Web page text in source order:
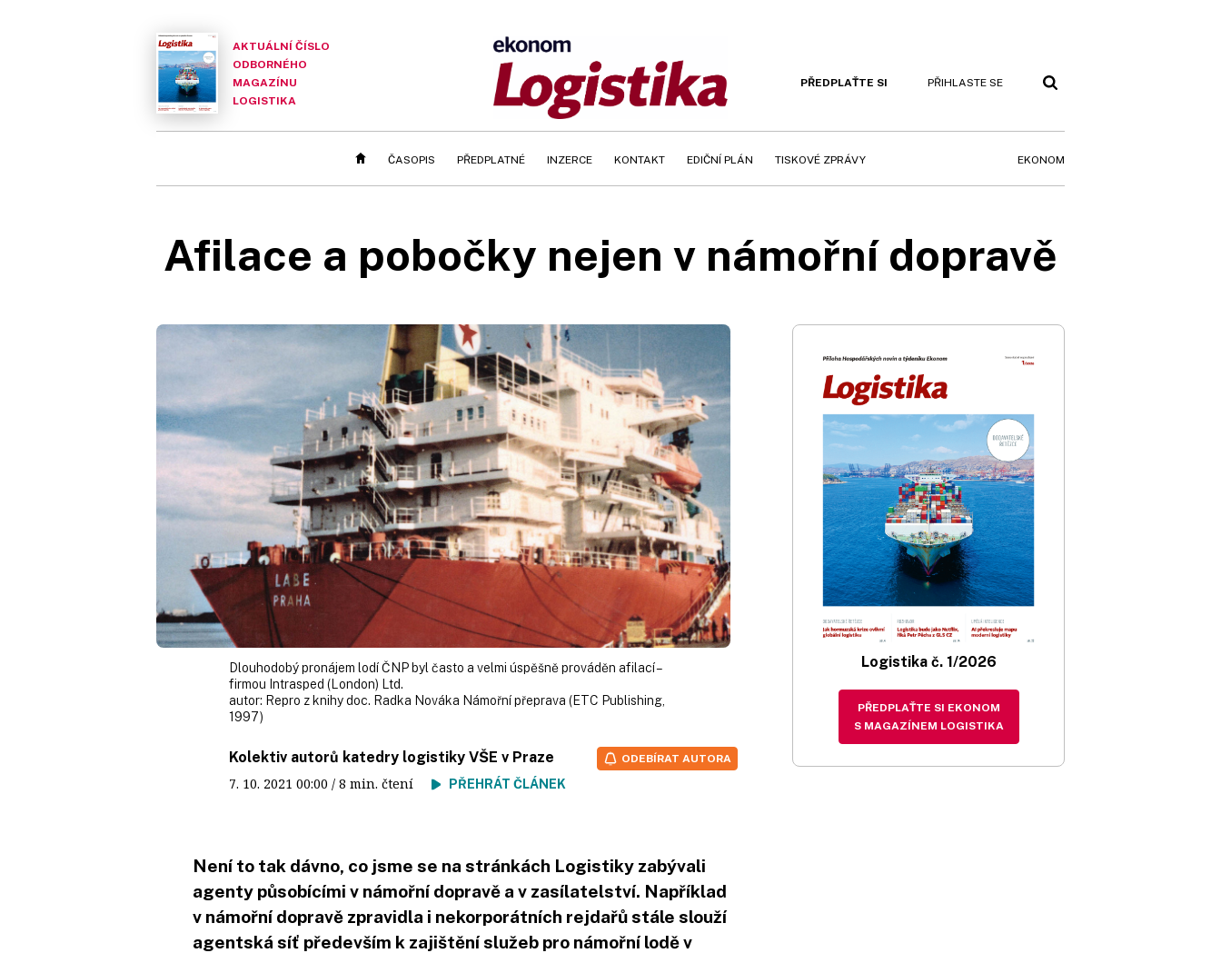
AKTUÁLNÍ ČÍSLO
ODBORNÉHO
MAGAZÍNU
LOGISTIKA
PŘEDPLAŤTE SI PŘIHLASTE SE
ČASOPIS PŘEDPLATNÉ INZERCE KONTAKT EDIČNÍ PLÁN TISKOVÉ ZPRÁVY EKONOM
Afilace a pobočky nejen v námořní dopravě
Dlouhodobý pronájem lodí ČNP byl často a velmi úspěšně prováděn afilací –
firmou Intrasped (London) Ltd.
autor: Repro z knihy doc. Radka Nováka Námořní přeprava (ETC Publishing,
1997)
Kolektiv autorů katedry logistiky VŠE v Praze
7. 10. 2021 00:00 / 8 min. čtení PŘEHRÁT ČLÁNEK
ODEBÍRAT AUTORA
Není to tak dávno, co jsme se na stránkách Logistiky zabývali
agenty působícími v námořní dopravě a v zasílatelství. Například
v námořní dopravě zpravidla i nekorporátních rejdařů stále slouží
agentská síť především k zajištění služeb pro námořní lodě v
Logistika č. 1/2026
PŘEDPLAŤTE SI EKONOM
S MAGAZÍNEM LOGISTIKA